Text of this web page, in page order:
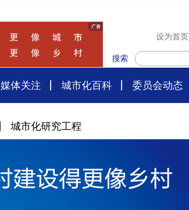
设为首页
搜索
媒体关注 城市化百科 委员会动态
城市化研究工程